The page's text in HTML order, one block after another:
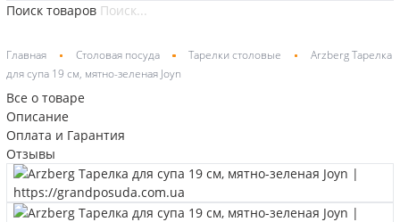
Поиск товаров
Главная Столовая посуда Тарелки столовые
Arzberg Тарелка
для супа 19 см, мятно-зеленая Joyn
Все о товаре
Описание
Оплата и Гарантия
Отзывы